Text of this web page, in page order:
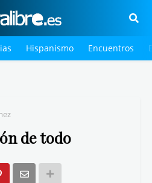
Hispanismo Encuentros
de todo